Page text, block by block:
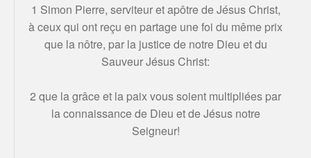
1 Simon Pierre, serviteur et apôtre de Jésus Christ,
à ceux qui ont reçu en partage une foi du même prix
que la nôtre, par la justice de notre Dieu et du
Sauveur Jésus Christ:
2 que la grâce et la paix vous soient multipliées par
la connaissance de Dieu et de Jésus notre
Seigneur!